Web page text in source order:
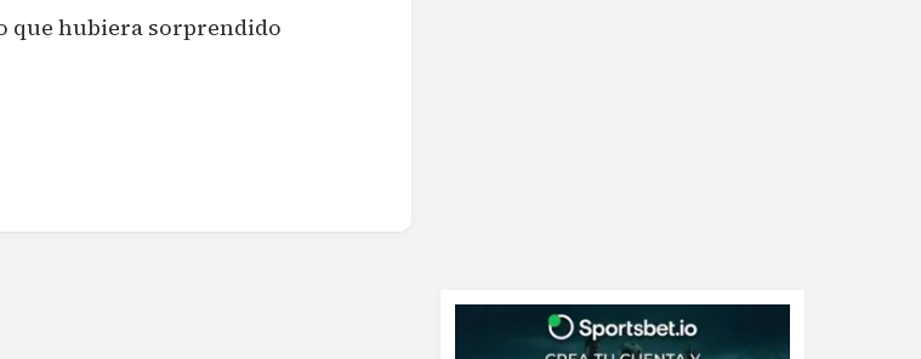
que hubiera sorprendido